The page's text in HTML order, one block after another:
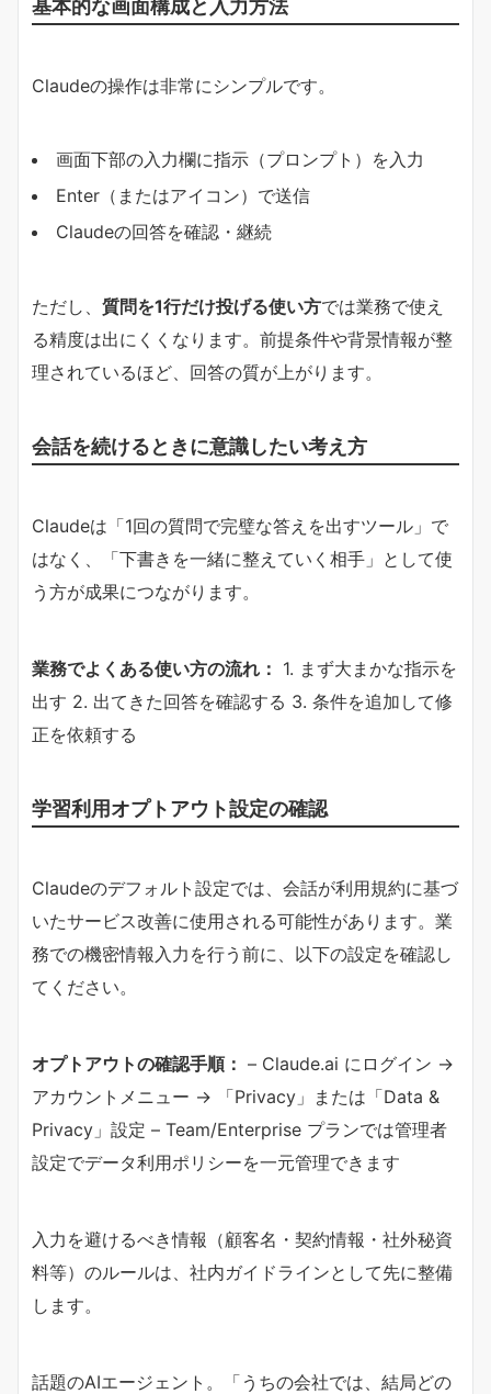
基本的な画面構成と入力方法
Claudeの操作は非常にシンプルです。
画面下部の入力欄に指示（プロンプト）を入力
Enter（またはアイコン）で送信
Claudeの回答を確認・継続
ただし、​ ​質問を1行だけ投げる使い方​​では業務で使え
る精度は出にくくなります。前提条件や背景情報が整
理されているほど、回答の質が上がります。
会話を続けるときに意識したい考え方
Claudeは「1回の質問で完璧な答えを出すツール」で
はなく、「下書きを一緒に整えていく相手」として使
う方が成果につながります。
​業務でよくある使い方の流れ：​ 1. まず大まかな指示を
出す 2. 出てきた回答を確認する 3. 条件を追加して修
正を依頼する
学習利用オプトアウト設定の確認
Claudeのデフォルト設定では、会話が利用規約に基づ
いたサービス改善に使用される可能性があります。業
務での機密情報入力を行う前に、以下の設定を確認し
てください。
​オプトアウトの確認手順：​ – Claude.ai にログイン →
アカウントメニュー → 「Privacy」または「Data &
Privacy」設定 – Team/Enterprise プランでは管理者
設定でデータ利用ポリシーを一元管理できます
入力を避けるべき情報（顧客名・契約情報・社外秘資
料等）のルールは、社内ガイドラインとして先に整備
します。
話題のAIエージェント。「うちの会社では、結局どの